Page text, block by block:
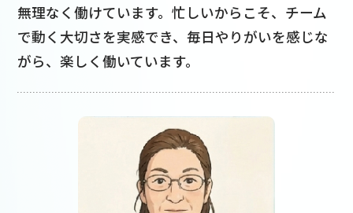
無理なく働けています。忙しいからこそ、チーム
で動く大切さを実感でき、毎日やりがいを感じな
がら、楽しく働いています。